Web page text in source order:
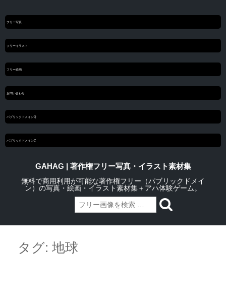
フリー写真
フリーイラスト
フリー絵画
お問い合わせ
パブリックドメインQ
パブリックドメインC
GAHAG | 著作権フリー写真・イラスト素材集
無料で商用利用が可能な著作権フリー（パブリックドメイ
ン）の写真・絵画・イラスト素材集＋アハ体験ゲーム。
contentタグ: 地球